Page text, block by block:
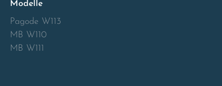
Modelle
Pagode W113
MB W110
MB W111
Schweiz
Slovakia